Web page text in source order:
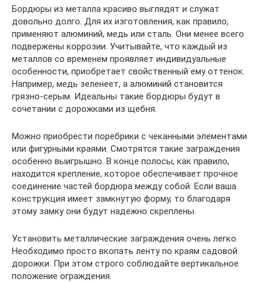
Бордюры из металла красиво выглядят и служат
довольно долго. Для их изготовления, как правило,
применяют алюминий, медь или сталь. Они менее всего
подвержены коррозии. Учитывайте, что каждый из
металлов со временем проявляет индивидуальные
особенности, приобретает свойственный ему оттенок.
Например, медь зеленеет, а алюминий становится
грязно-серым. Идеальны такие бордюры будут в
сочетании с дорожками из щебня.
Можно приобрести поребрики с чеканными элементами
или фигурными краями. Смотрятся такие заграждения
особенно выигрышно. В конце полосы, как правило,
находится крепление, которое обеспечивает прочное
соединение частей бордюра между собой. Если ваша
конструкция имеет замкнутую форму, то благодаря
этому замку они будут надежно скреплены.
Установить металлические заграждения очень легко.
Необходимо просто вкопать ленту по краям садовой
дорожки. При этом строго соблюдайте вертикальное
положение ограждения.